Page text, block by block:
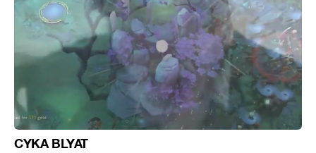
CYKA BLYAT